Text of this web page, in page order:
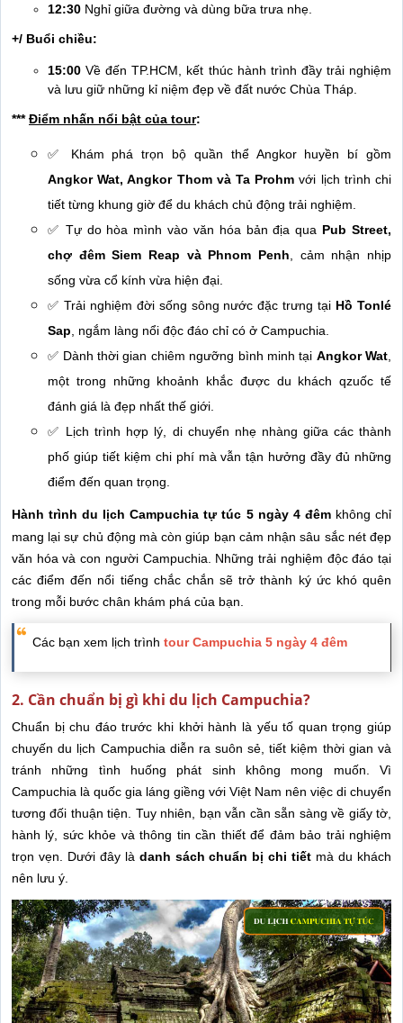
12:30 Nghỉ giữa đường và dùng bữa trưa nhẹ.
+/ Buổi chiều:
15:00 Về đến TP.HCM, kết thúc hành trình đầy trải nghiệm
và lưu giữ những kỉ niệm đẹp về đất nước Chùa Tháp.
***Điểm nhấn nổi bật của tour:
✅ Khám phá trọn bộ quần thể Angkor huyền bí gồm
Angkor Wat, Angkor Thom và Ta Prohm với lịch trình chi
tiết từng khung giờ để du khách chủ động trải nghiệm.
✅ Tự do hòa mình vào văn hóa bản địa qua Pub Street,
chợ đêm Siem Reap và Phnom Penh , cảm nhận nhịp
sống vừa cổ kính vừa hiện đại.
✅ Trải nghiệm đời sống sông nước đặc trưng tại Hồ Tonlé
Sap , ngắm làng nổi độc đáo chỉ có ở Campuchia.
✅ Dành thời gian chiêm ngưỡng bình minh tại Angkor Wat
một trong những khoảnh khắc được du khách qzuốc tế
đánh giá là đẹp nhất thế giới.
✅ Lịch trình hợp lý, di chuyển nhẹ nhàng giữa các thành
phố giúp tiết kiệm chi phí mà vẫn tận hưởng đầy đủ những
điểm đến quan trọng.
Hành trình du lịch Campuchia tự túc 5 ngày 4 đêm không chỉ
mang lại sự chủ động mà còn giúp bạn cảm nhận sâu sắc nét đẹp
văn hóa và con người Campuchia. Những trải nghiệm độc đáo tại
các điểm đến nổi tiếng chắc chắn sẽ trở thành ký ức khó quên
trong mỗi bước chân khám phá của bạn.
Các bạn xem lịch trình tour Campuchia 5 ngày 4 đêm
2. Cần chuẩn bị gì khi du lịch Campuchia?
Chuẩn bị chu đáo trước khi khởi hành là yếu tố quan trọng giúp
chuyến du lịch Campuchia diễn ra suôn sẻ, tiết kiệm thời gian và
tránh những tình huống phát sinh không mong muốn. Vì
Campuchia là quốc gia láng giềng với Việt Nam nên việc di chuyển
tương đối thuận tiện. Tuy nhiên, bạn vẫn cần sẵn sàng về giấy tờ,
hành lý, sức khỏe và thông tin cần thiết để đảm bảo trải nghiệm
trọn vẹn. Dưới đây là danh sách chuẩn bị chi tiết mà du khách
nên lưu ý.